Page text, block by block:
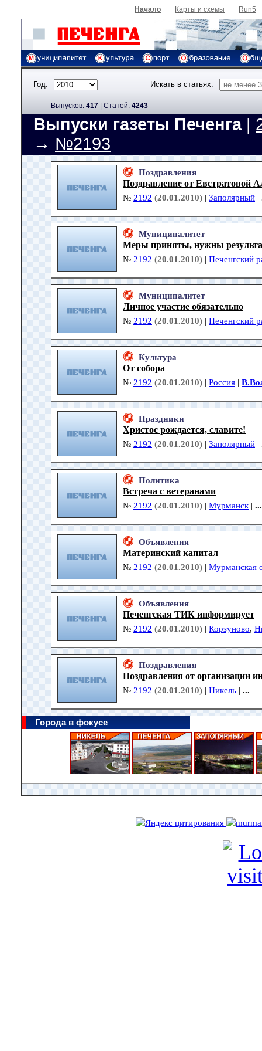
Начало Карты и схемы Run5
Год: Искать в статьях:
Выпусков: 417 | Cтатей: 4243
Выпуски газеты Печенга|
→ №2193
Поздравления
Поздравление от Евстратовой
№ 2192 (20.01.2010) | Заполярный |
Муниципалитет
Меры приняты, нужны
№ 2192 (20.01.2010) | Печенгский
Муниципалитет
Личное участие обязательно
№ 2192 (20.01.2010) | Печенгский
Культура
От собора
№ 2192 (20.01.2010) | Россия |
Праздники
Христос рождается, славите!
№ 2192 (20.01.2010) | Заполярный |
Политика
Встреча с ветеранами
№ 2192 (20.01.2010) | Мурманск | ...
Объявления
Материнский капитал
№ 2192 (20.01.2010) | Мурманская
Объявления
Печенгская ТИК информирует
№ 2192 (20.01.2010) | Корзуново,
Поздравления
Поздравления от организации
№ 2192 (20.01.2010) | Никель | ...
Города в фокусе